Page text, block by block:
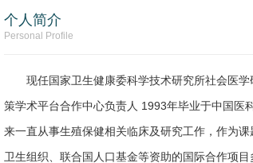
个人简介
Personal Profile
现任国家卫生健康委科学技术研究所社会医
策学术平台合作中心负责人 1993年毕业于中国医
来一直从事生殖保健相关临床及研究工作，作为
卫生组织、联合国人口基金等资助的国际合作项